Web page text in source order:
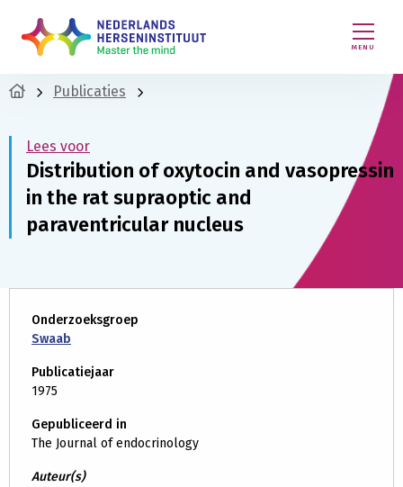
MENU
Publicaties
Lees voor
Distribution of oxytocin and vasopressin
in the rat supraoptic and
paraventricular nucleus
Onderzoeksgroep
Swaab
Publicatiejaar
1975
Gepubliceerd in
The Journal of endocrinology
Auteur(s)